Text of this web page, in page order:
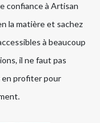
confiance à Artisan
la matière et sachez
à beaucoup
il ne faut pas
en profiter pour